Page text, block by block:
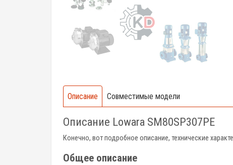
Описание Совместимые модели
Описание Lowara SM80SP307PE
Конечно, вот подробное описание, технические
Общее описание